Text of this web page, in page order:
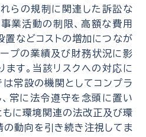
らの規制に関連した訴訟な
業活動の制限、高額な費用
などコストの増加につなが
プの業績及び財務状況に影
す。当該リスクへの対応に
常設の機関としてコンプラ
常に法令遵守を念頭に置い
に環境関連の法改正及び環
動向を引き続き注視してま